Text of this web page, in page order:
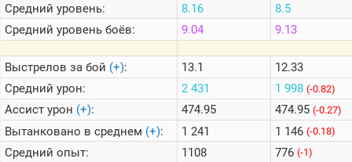
Средний уровень:
Средний уровень боёв:
Выстрелов за бой (+):
Средний урон:
Ассист урон (+):
Вытанковано в среднем (+):
Средний опыт:
8.16
9.04
13.1
2 431
474.95
1 241
1108
8.5
9.13
12.33
1 998 (-0.82)
474.95 (-0.27)
1 146 (-0.18)
776 (-1)